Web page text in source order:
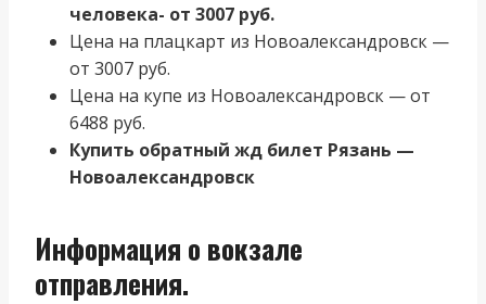
человека- от 3007 руб.
Цена на плацкарт из Новоалександровск —
от 3007 руб.
Цена на купе из Новоалександровск — от
6488 руб.
Купить обратный жд билет Рязань —
Новоалександровск
Информация о вокзале
отправления.